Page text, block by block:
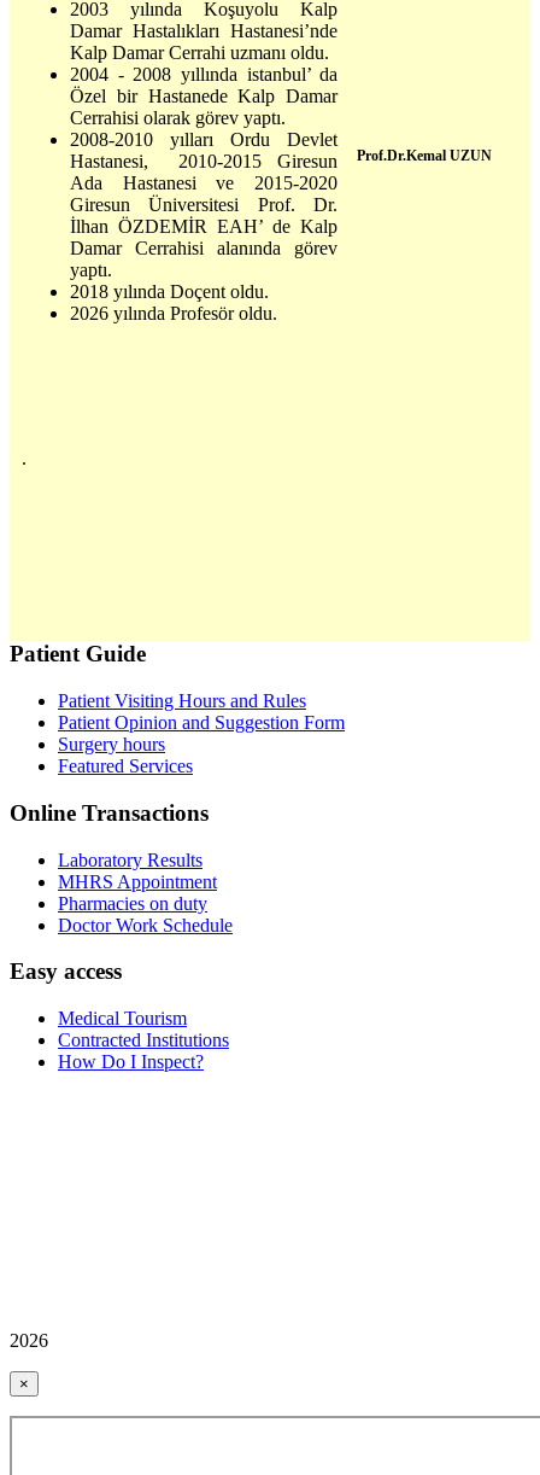
2003 yılında Koşuyolu Kalp
Damar Hastalıkları Hastanesi’nde
Kalp Damar Cerrahi uzmanı oldu.
2004 - 2008 yıllında istanbul’ da
Özel bir Hastanede Kalp Damar
Cerrahisi olarak görev yaptı.
2008-2010 yılları Ordu Devlet
Hastanesi, 2010-2015 Giresun
Ada Hastanesi ve 2015-2020
Giresun Üniversitesi Prof. Dr.
İlhan ÖZDEMİR EAH’ de Kalp
Damar Cerrahisi alanında görev
yaptı.
2018 yılında Doçent oldu.
2026 yılında Profesör oldu.
.
Prof.Dr.Kemal UZUN
Patient Guide
Patient Visiting Hours and Rules
Patient Opinion and Suggestion Form
Surgery hours
Featured Services
Online Transactions
Laboratory Results
MHRS Appointment
Pharmacies on duty
Doctor Work Schedule
Easy access
Medical Tourism
Contracted Institutions
How Do I Inspect?
2026
×